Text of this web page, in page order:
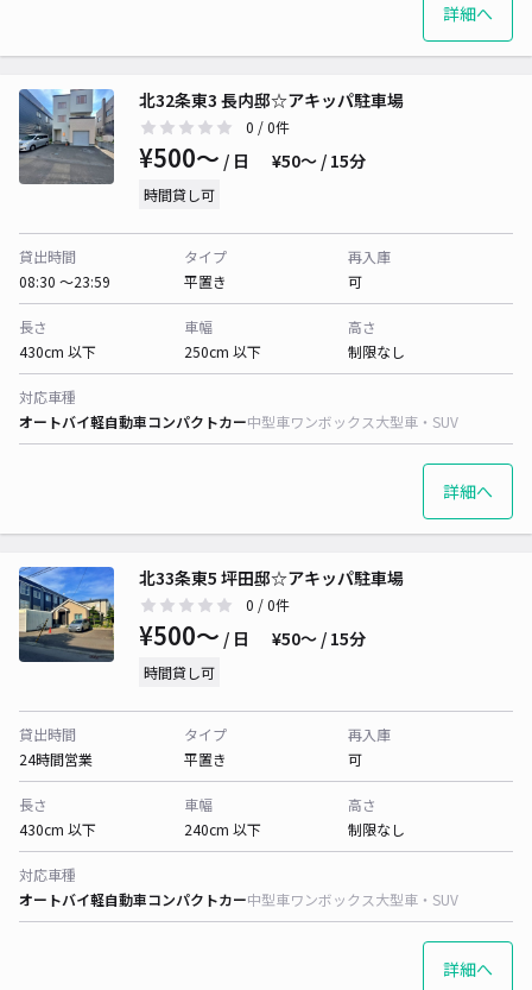
詳細へ
北32条東3 長内邸☆アキッパ駐車場
0 / 0件
¥500〜 / 日 ¥50〜 / 15分
時間貸し可
貸出時間
08:30 〜23:59
タイプ
平置き
再入庫
可
長さ
430cm 以下
車幅
250cm 以下
高さ
制限なし
対応車種
オートバイ軽自動車コンパクトカー中型車ワンボックス大型車・SUV
詳細へ
北33条東5 坪田邸☆アキッパ駐車場
0 / 0件
¥500〜 / 日 ¥50〜 / 15分
時間貸し可
貸出時間
24時間営業
タイプ
平置き
再入庫
可
長さ
430cm 以下
車幅
240cm 以下
高さ
制限なし
対応車種
オートバイ軽自動車コンパクトカー中型車ワンボックス大型車・SUV
詳細へ